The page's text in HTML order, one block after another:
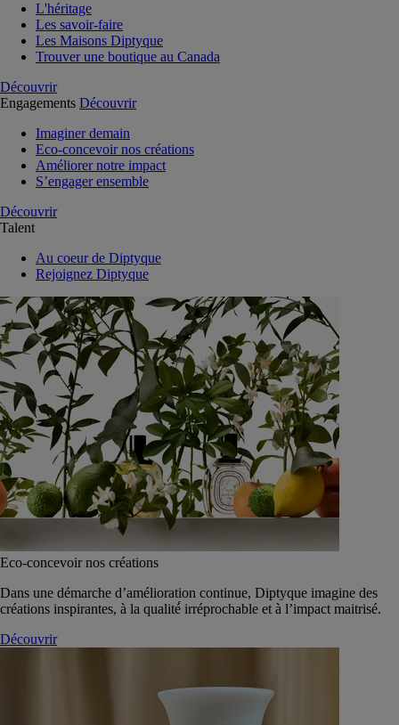
L'héritage
Les savoir-faire
Les Maisons Diptyque
Trouver une boutique au Canada
Découvrir
Engagements Découvrir
Imaginer demain
Eco-concevoir nos créations
Améliorer notre impact
S’engager ensemble
Découvrir
Talent
Au coeur de Diptyque
Rejoignez Diptyque
Eco-concevoir nos créations
Dans une démarche d’amélioration continue, Diptyque imagine des
créations inspirantes, à la qualité́ irréprochable et à l’impact maitrisé.
Découvrir